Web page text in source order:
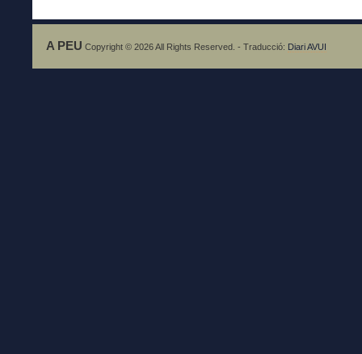
A PEU Copyright © 2026 All Rights Reserved. - Traducció: Diari AVUI